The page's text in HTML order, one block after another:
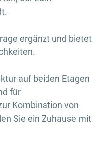
ergänzt und bietet
auf beiden Etagen
für
Kombination von
Sie ein Zuhause mit